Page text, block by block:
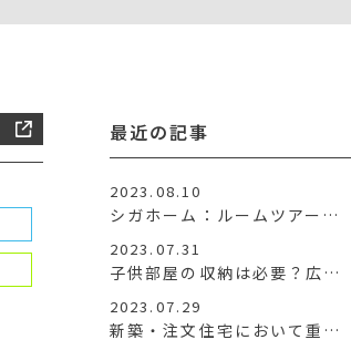
最近の記事
2023.08.10
シガホーム：ルームツアー…
2023.07.31
子供部屋の収納は必要？広…
2023.07.29
新築・注文住宅において重…